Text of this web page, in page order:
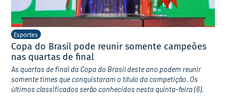
Esportes
Copa do Brasil pode reunir somente campeões
nas quartas de final
As quartas de final da Copa do Brasil deste ano podem reunir
somente times que conquistaram o título da competição. Os
últimos classificados serão conhecidos nesta quinta-feira (6).